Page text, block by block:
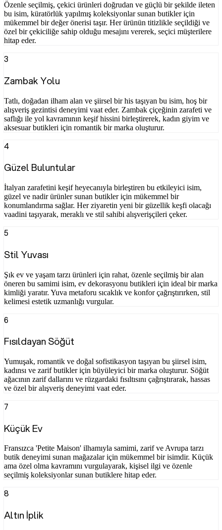
Özenle seçilmiş, çekici ürünleri doğrudan ve güçlü bir şekilde ileten
bu isim, küratörlük yapılmış koleksiyonlar sunan butikler için
mükemmel bir değer önerisi taşır. Her ürünün titizlikle seçildiği ve
özel bir çekiciliğe sahip olduğu mesajını vererek, seçici müşterilere
hitap eder.
3
Zambak Yolu
Tatlı, doğadan ilham alan ve şiirsel bir his taşıyan bu isim, hoş bir
alışveriş gezintisi deneyimi vaat eder. Zambak çiçeğinin zarafeti ve
saflığı ile yol kavramının keşif hissini birleştirerek, kadın giyim ve
aksesuar butikleri için romantik bir marka oluşturur.
4
Güzel Buluntular
İtalyan zarafetini keşif heyecanıyla birleştiren bu etkileyici isim,
güzel ve nadir ürünler sunan butikler için mükemmel bir
konumlandırma sağlar. Her ziyaretin yeni bir güzellik keşfi olacağı
vaadini taşıyarak, meraklı ve stil sahibi alışverişçileri çeker.
5
Stil Yuvası
Şık ev ve yaşam tarzı ürünleri için rahat, özenle seçilmiş bir alan
öneren bu samimi isim, ev dekorasyonu butikleri için ideal bir marka
kimliği yaratır. Yuva metaforu sıcaklık ve konfor çağrıştırırken, stil
kelimesi estetik uzmanlığı vurgular.
6
Fısıldayan Söğüt
Yumuşak, romantik ve doğal sofistikasyon taşıyan bu şiirsel isim,
kadınsı ve zarif butikler için büyüleyici bir marka oluşturur. Söğüt
ağacının zarif dallarını ve rüzgardaki fısıltısını çağrıştırarak, hassas
ve özel bir alışveriş deneyimi vaat eder.
7
Küçük Ev
Fransızca 'Petite Maison' ilhamıyla samimi, zarif ve Avrupa tarzı
butik deneyimi sunan mağazalar için mükemmel bir isimdir. Küçük
ama özel olma kavramını vurgulayarak, kişisel ilgi ve özenle
seçilmiş koleksiyonlar sunan butiklere hitap eder.
8
Altın İplik